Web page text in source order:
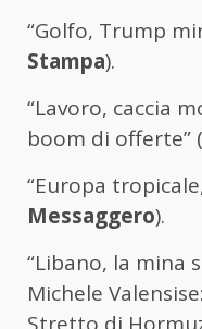
“Golfo, Trump
Stampa).
“Lavoro, caccia
boom di offerte” (
“Europa
Messaggero).
“Libano, la mina
Michele